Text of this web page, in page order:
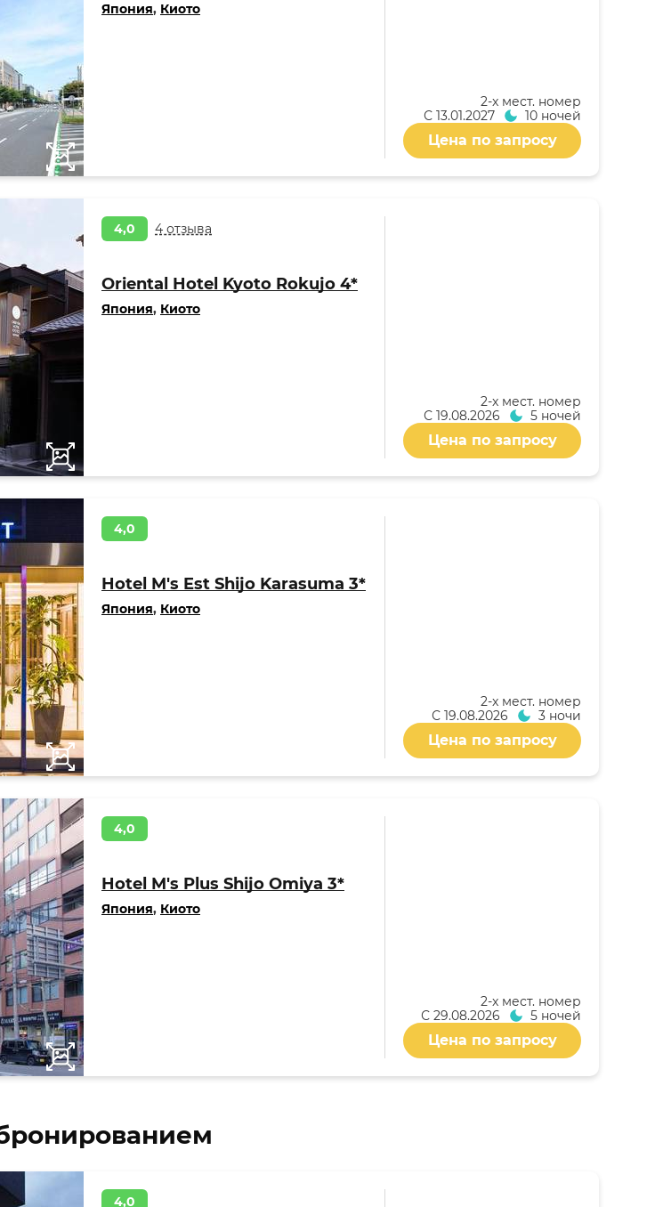
Япония, Киото
2-x мест. номер
С 13.01.2027 10 ночей
Цена по запросу
4,0 4 отзыва
Oriental Hotel Kyoto Rokujo 4*
Япония, Киото
2-x мест. номер
С 19.08.2026 5 ночей
Цена по запросу
4,0
Hotel M's Est Shijo Karasuma 3*
Япония, Киото
2-x мест. номер
С 19.08.2026 3 ночи
Цена по запросу
4,0
Hotel M's Plus Shijo Omiya 3*
Япония, Киото
2-x мест. номер
С 29.08.2026 5 ночей
Цена по запросу
4,0